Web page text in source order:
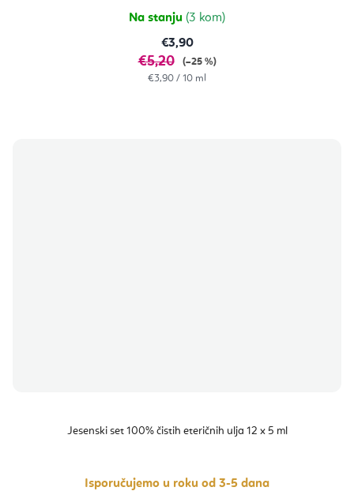
Na stanju (3 kom)
€3,90
€5,20
(–25 %)
Izračunaj
€3,90 / 10 ml
Jesenski set 100% čistih eteričnih ulja 12 x 5 ml
Isporučujemo u roku od 3-5 dana